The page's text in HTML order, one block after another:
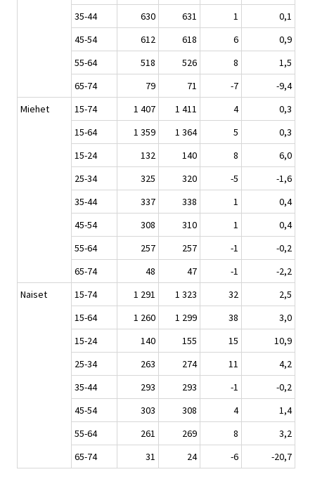
35-44
630 631 1
0,1
45-54
612 618 6
0,9
55-64
518 526 8
1,5
65-74
79 71 -7
-9,4
Miehet
15-74 1 407 1 411 4
0,3
15-64
1 359 1 364 5
0,3
15-24
132 140 8
6,0
25-34
325 320 -5
-1,6
35-44
337 338 1
0,4
45-54
308 310 1
0,4
55-64
257 257 -1
-0,2
65-74
48 47 -1
-2,2
Naiset
15-74 1 291 1 323 32
2,5
15-64
1 260 1 299 38
3,0
15-24
140 155 15
10,9
25-34
263 274 11
4,2
35-44
293 293 -1
-0,2
45-54
303 308 4
1,4
55-64
261 269 8
3,2
65-74
31 24 -6 -20,7